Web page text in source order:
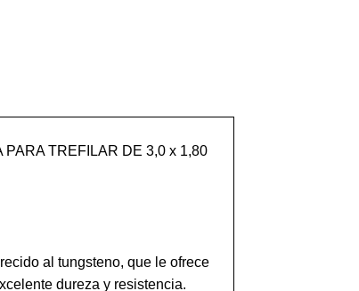
PARA TREFILAR DE 3,0 x 1,80
al tungsteno, que le ofrece
dureza y resistencia.